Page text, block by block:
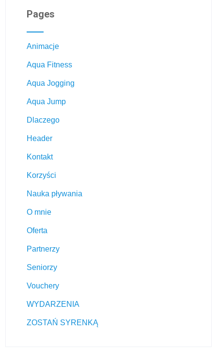
Pages
Animacje
Aqua Fitness
Aqua Jogging
Aqua Jump
Dlaczego
Header
Kontakt
Korzyści
Nauka pływania
O mnie
Oferta
Partnerzy
Seniorzy
Vouchery
WYDARZENIA
ZOSTAŃ SYRENKĄ